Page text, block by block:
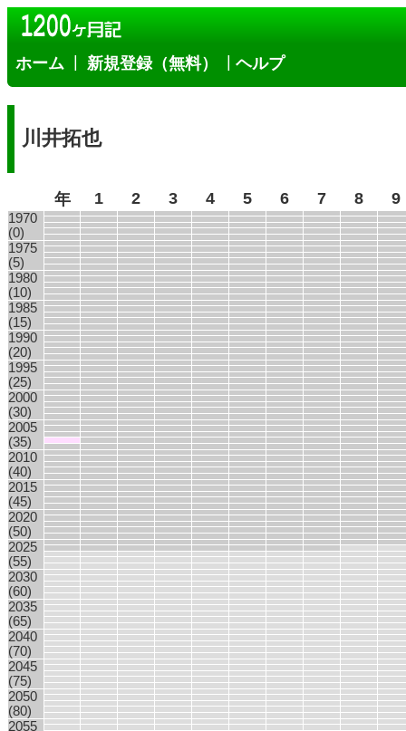
ホーム | 新規登録（無料） |ヘルプ
川井拓也
年 1 2 3 4 5 6 7 8 9
1970
(0)
1975
(5)
1980
(10)
1985
(15)
1990
(20)
1995
(25)
2000
(30)
2005
(35)
2010
(40)
2015
(45)
2020
(50)
2025
(55)
2030
(60)
2035
(65)
2040
(70)
2045
(75)
2050
(80)
2055